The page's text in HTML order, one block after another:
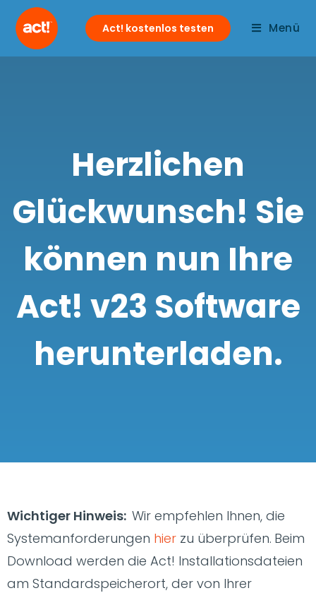
Menü
Act! kostenlos testen
Herzlichen
Glückwunsch! Sie
können nun Ihre
Act! v23 Software
herunterladen.
Wichtiger Hinweis: Wir empfehlen Ihnen, die
Systemanforderungen hier zu überprüfen. Beim
Download werden die Act! Installationsdateien
am Standardspeicherort, der von Ihrer